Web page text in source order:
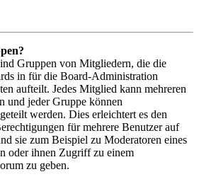
Gruppen von Mitgliedern, die die
in für die Board-Administration
aufteilt. Jedes Mitglied kann mehreren
und jeder Gruppe können
werden. Dies erleichtert es den
für mehrere Benutzer auf
sie zum Beispiel zu Moderatoren eines
oder ihnen Zugriff zu einem
zu geben.